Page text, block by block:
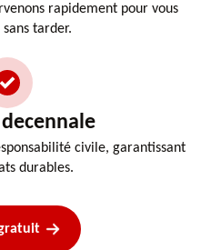
rapidement pour vous
tarder.
civile, garantissant
durables.